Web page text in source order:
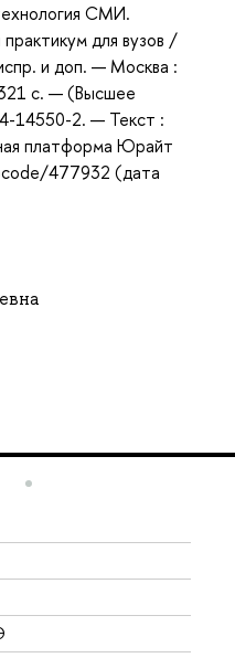
СМИ.
для вузов /
и доп. — Москва :
с. — (Высшее
14550-2. — Текст :
платформа Юрайт
477932 (дата